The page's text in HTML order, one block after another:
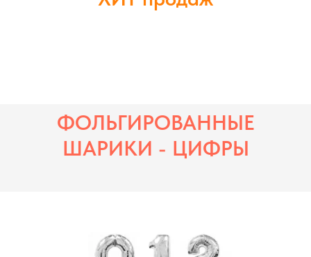
ФОЛЬГИРОВАННЫЕ
ШАРИКИ - ЦИФРЫ